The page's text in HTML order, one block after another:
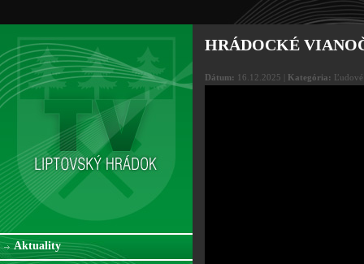
Aktuality
HRÁDOCKÉ
Dátum: 16.12.2025 | Kategória: